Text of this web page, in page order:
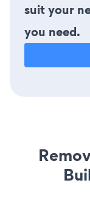
suit your
you need.